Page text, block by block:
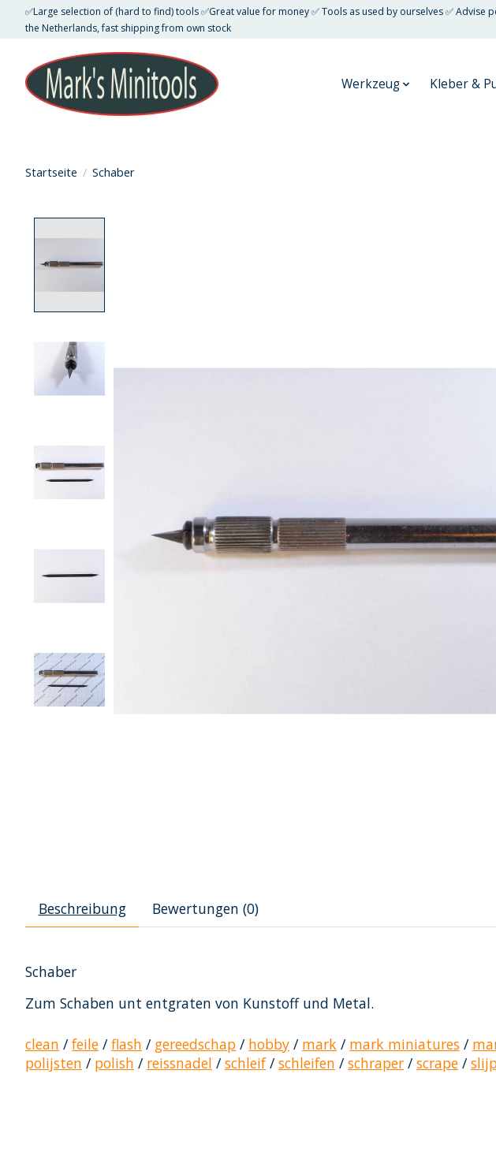
✅Large selection of (hard to find) tools ✅Great value for money ✅ Tools as used by ourselves ✅ Advise
the Netherlands, fast shipping from own stock
Werkzeug Kleber &
Startseite / Schaber
Beschreibung Bewertungen (0)
Schaber
Zum Schaben unt entgraten von Kunstoff und Metal.
clean /feile /flash / gereedschap / hobby / mark / mark miniatures /
polijsten / polish / reissnadel /schleif/schleifen /schraper /scrape /